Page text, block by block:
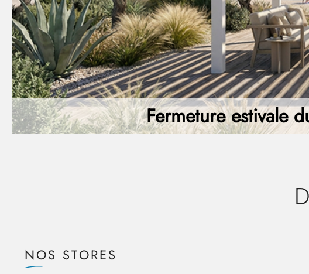
Fermeture estivale
NOS STORES